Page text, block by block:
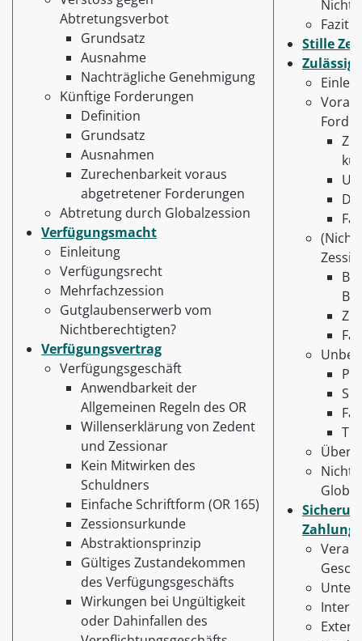
Nicht-
Fazit
Stille
Nicht
Abtretungsverbot
Grundsatz
Ausnahme
Nachträgliche Genehmigung
Künftige Forderungen
Definition
Grundsatz
Ausnahmen
Zurechenbarkeit voraus
abgetretener Forderungen
Abtretung durch Globalzession
Verfügungsmacht
Einleitung
Verfügungsrecht
Mehrfachzession
Gutglaubenserwerb vom
Nichtberechtigten?
Verfügungsvertrag
Verfügungsgeschäft
Anwendbarkeit der
Allgemeinen Regeln des OR
Willenserklärung von Zedent
und Zessionar
Kein Mitwirken des
Schuldners
Einfache Schriftform (OR 165)
Zessionsurkunde
Abstraktionsprinzip
Gültiges Zustandekommen
des Verfügungsgeschäfts
Wirkungen bei Ungültigkeit
oder Dahinfallen des